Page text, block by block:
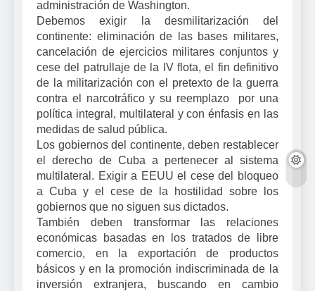
administración de Washington.
Debemos exigir la desmilitarización del
continente: eliminación de las bases militares,
cancelación de ejercicios militares conjuntos y
cese del patrullaje de la IV flota, el fin definitivo
de la militarización con el pretexto de la guerra
contra el narcotráfico y su reemplazo por una
política integral, multilateral y con énfasis en las
medidas de salud pública.
Los gobiernos del continente, deben restablecer
el derecho de Cuba a pertenecer al sistema
multilateral. Exigir a EEUU el cese del bloqueo
a Cuba y el cese de la hostilidad sobre los
gobiernos que no siguen sus dictados.
También deben transformar las relaciones
económicas basadas en los tratados de libre
comercio, en la exportación de productos
básicos y en la promoción indiscriminada de la
inversión extranjera, buscando en cambio